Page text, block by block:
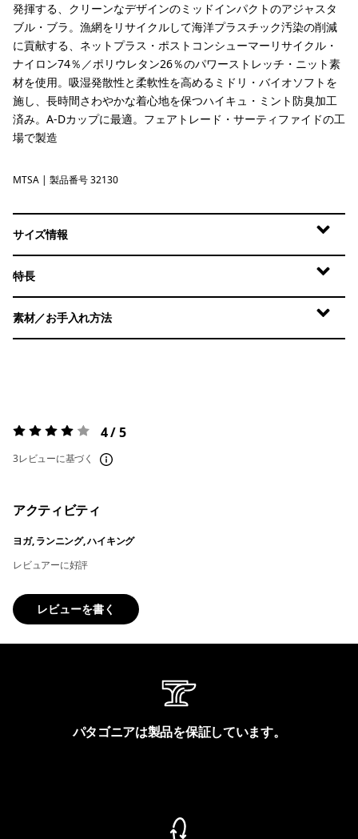
発揮する、クリーンなデザインのミッドインパクトのアジャスタ
ブル・ブラ。漁網をリサイクルして海洋プラスチック汚染の削減
に貢献する、ネットプラス・ポストコンシューマーリサイクル・
ナイロン74％／ポリウレタン26％のパワーストレッチ・ニット素
材を使用。吸湿発散性と柔軟性を高めるミドリ・バイオソフトを
施し、長時間さわやかな着心地を保つハイキュ・ミント防臭加工
済み。A-Dカップに最適。フェアトレード・サーティファイドの工
場で製造
Moon Tripper: Blue Sage
MTSA | 製品番号 32130
サイズ情報
特長
素材／お手入れ方法
評価:4 / 5 4 / 5
3レビューに基づく
アクティビティ
ヨガ, ランニング, ハイキング
レビュアーに好評
レビューを書く
パタゴニアは製品を保証しています。